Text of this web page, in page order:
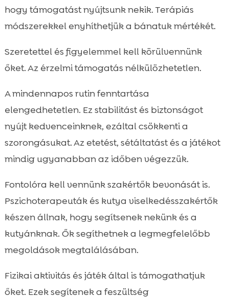
hogy támogatást nyújtsunk nekik. Terápiás
módszerekkel enyhíthetjük a bánatuk mértékét.
Szeretettel és figyelemmel kell körülvennünk
őket. Az érzelmi támogatás nélkülözhetetlen.
A mindennapos rutin fenntartása
elengedhetetlen. Ez stabilitást és biztonságot
nyújt kedvenceinknek, ezáltal csökkenti a
szorongásukat. Az etetést, sétáltatást és a játékot
mindig ugyanabban az időben végezzük.
Fontolóra kell vennünk szakértők bevonását is.
Pszichoterapeuták és kutya viselkedésszakértők
készen állnak, hogy segítsenek nekünk és a
kutyánknak. Ők segíthetnek a legmegfelelőbb
megoldások megtalálásában.
Fizikai aktivitás és játék által is támogathatjuk
őket. Ezek segítenek a feszültség